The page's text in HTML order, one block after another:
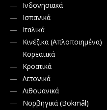
Ινδονησιακά
Ισπανικά
Ιταλικά
Κινέζικα (Απλοποιημένα)
Κορεατικά
Κροατικά
Λετονικά
Λιθουανικά
Νορβηγικά (Bokmål)